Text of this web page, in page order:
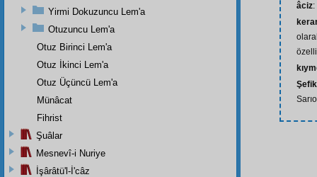
âciz
Şefik
Yirmi Dokuzuncu Lem'a
Otuzuncu Lem'a
Otuz Birinci Lem'a
Otuz İkinci Lem'a
Otuz Üçüncü Lem'a
Münâcat
Fihrist
Şuâlar
Mesnevî-i Nuriye
İşârâtü'l-İ'câz